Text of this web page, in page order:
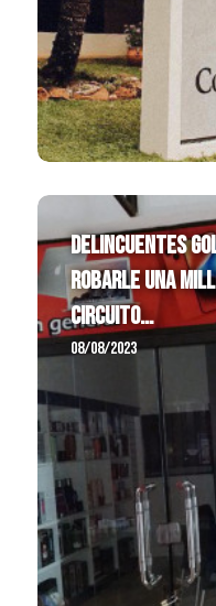
Delincuentes
robarle una
circuito...
08/08/2023